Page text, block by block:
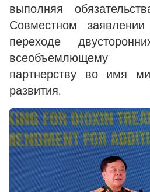
выполняя
Совместном
переходе
всеобъемлющему
партнерству во имя
развития.